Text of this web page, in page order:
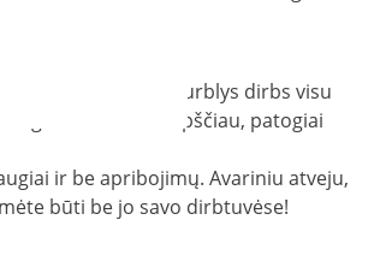
tirpikliu. Tik tada siurblys dirbs visu
galite dirbti kruopščiau, patogiai
ir be apribojimų. Avariniu atveju,
būti be jo savo dirbtuvėse!